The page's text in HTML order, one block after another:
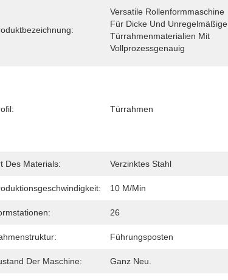
Versatile Rollenformmaschine
Für Dicke Und Unregelmäßige
Türrahmenmaterialien Mit
Vollprozessgenauig
Türrahmen
Des Materials: Verzinktes Stahl
10 M/min
26
Führungsposten
Der Maschine: Ganz Neu.